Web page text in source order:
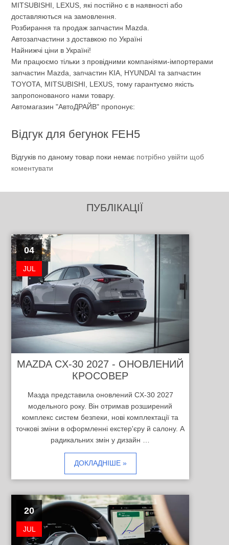
MITSUBISHI, LEXUS, які постійно є в наявності або
доставляються на замовлення.
Розбирання та продаж запчастин Mazda.
Автозапчастини з доставкою по Україні
Найнижчі ціни в Україні!
Ми працюємо тільки з провідними компаніями-імпортерами
запчастин Mazda, запчастин KIA, HYUNDAI та запчастин
TOYOTA, MITSUBISHI, LEXUS, тому гарантуємо якість
запропонованого нами товару.
Автомагазин "АвтоДРАЙВ" пропонує:
Відгук для бегунок FEH5
Відгуків по даному товар поки немає потрібно увійти щоб
коментувати
ПУБЛІКАЦІЇ
04
JUL
MAZDA CX-30 2027 - ОНОВЛЕНИЙ
КРОСОВЕР
Мазда представила оновлений CX-30 2027
модельного року. Він отримав розширений
комплекс систем безпеки, нові комплектації та
точкові зміни в оформленні екстер'єру й салону. А
радикальних змін у дизайн …
ДОКЛАДНІШЕ »
20
JUL